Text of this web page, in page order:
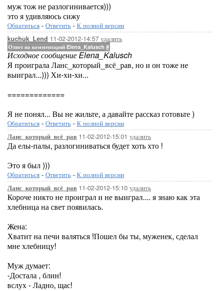
муж тож не разлогинивается)))
это я удивляюсь сижу
Обратиться - Ответить - К полной версии
kuchuk_Lend 11-02-2012-14:57 удалить
Ответ на комментарий Elena_Kalusch #
Исходное сообщение Elena_Kalusch
Я проиграла Ланс_который_всё_рав, но и он тоже не
выиграл...))) Хи-хи-хи...
=============
Я не понял... Вы не жильте, а давайте рассказ готовьте )
Обратиться - Ответить - К полной версии
Ланс_который_всё_рав 11-02-2012-15:01 удалить
Да елы-палы, разлогиниваться будет хоть хто !
Это я был )))
Обратиться - Ответить - К полной версии
Ланс_который_всё_рав 11-02-2012-15:10 удалить
Короче никто не проиграл и не выиграл.... я знаю как эта
хлебница на свет появилась.
Жена:
Хватит на печи валяться !Пошел бы ты, муженек, сделал
мне хлебницу!
Муж думает:
-Достала , блин!
вслух - Ладно, щас!